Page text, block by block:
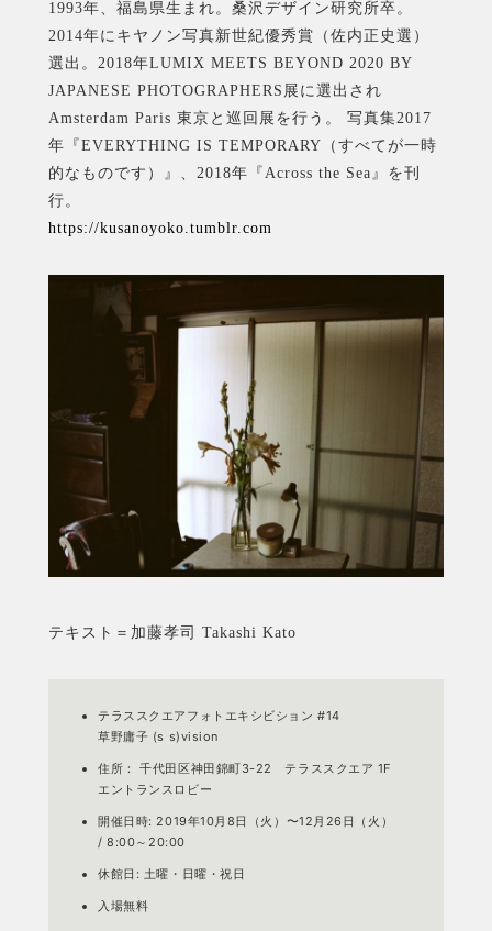
1993年、福島県生まれ。桑沢デザイン研究所卒。
2014年にキヤノン写真新世紀優秀賞（佐内正史選）
選出。2018年LUMIX MEETS BEYOND 2020 BY
JAPANESE PHOTOGRAPHERS展に選出され
Amsterdam Paris 東京と巡回展を行う。 写真集2017
年『EVERYTHING IS TEMPORARY（すべてが一時
的なものです）』、2018年『Across the Sea』を刊
行。
https://kusanoyoko.tumblr.com
テキスト＝加藤孝司 Takashi Kato
テラススクエアフォトエキシビション #14
草野庸子 (s s)vision
住所： 千代田区神田錦町3-22 テラススクエア 1F
エントランスロビー
開催日時: 2019年10月8日（火）〜12月26日（火）
/ 8:00～20:00
休館日: 土曜・日曜・祝日
入場無料